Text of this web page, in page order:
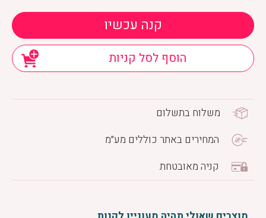
קנה עכשיו
הוסף לסל קניות
משלוח בתשלום
המחירים באתר כוללים מע״מ
קניה מאובטחת